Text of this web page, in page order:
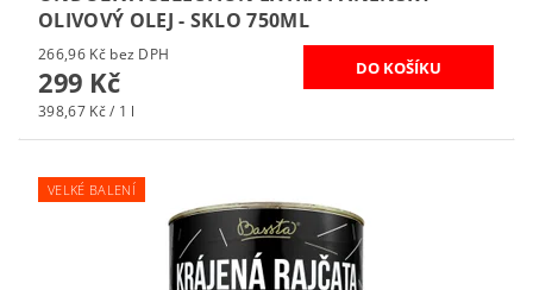
OLIVOVÝ OLEJ - SKLO 750ML
266,96 Kč bez DPH
299 Kč
398,67 Kč / 1 l
VELKÉ BALENÍ